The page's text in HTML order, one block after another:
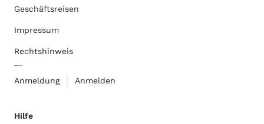
Geschäftsreisen
Impressum
Rechtshinweis
Anmeldung Anmelden
Hilfe